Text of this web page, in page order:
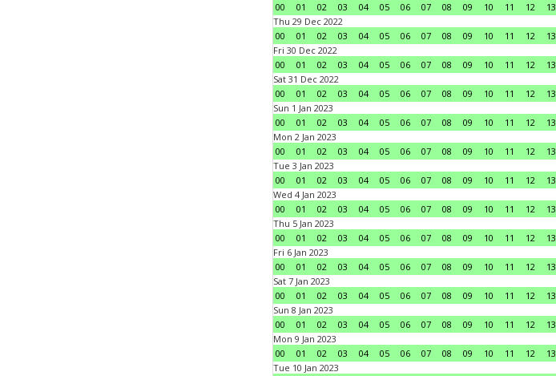
00
01 02 03 04 05 06 07 08 09 10 11 12 13
Thu 29 Dec 2022
00
01 02 03 04 05 06 07 08 09 10 11 12 13
Fri 30 Dec 2022
00
01 02 03 04 05 06 07 08 09 10 11 12 13
Sat 31 Dec 2022
00
01 02 03 04 05 06 07 08 09 10 11 12 13
Sun 1 Jan 2023
00
01 02 03 04 05 06 07 08 09 10 11 12 13
Mon 2 Jan 2023
00
01 02 03 04 05 06 07 08 09 10 11 12 13
Tue 3 Jan 2023
00
01 02 03 04 05 06 07 08 09 10 11 12 13
Wed 4 Jan 2023
00
01 02 03 04 05 06 07 08 09 10 11 12 13
Thu 5 Jan 2023
00
01 02 03 04 05 06 07 08 09 10 11 12 13
Fri 6 Jan 2023
00
01 02 03 04 05 06 07 08 09 10 11 12 13
Sat 7 Jan 2023
00
01 02 03 04 05 06 07 08 09 10 11 12 13
Sun 8 Jan 2023
00
01 02 03 04 05 06 07 08 09 10 11 12 13
Mon 9 Jan 2023
00
01 02 03 04 05 06 07 08 09 10 11 12 13
Tue 10 Jan 2023